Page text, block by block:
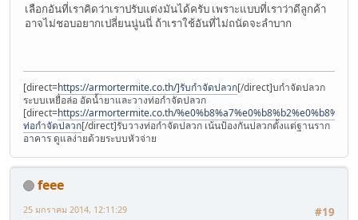
เลือกอันที่เราคิดว่าเราปรับแต่งมันได้ครับ เพราะแบบที่เราว่าดีลูกค้า
อาจไม่ชอบอยากเปลี่ยนนู่นนี่ ถ้าเราใช้อันที่ไม่ถนัดจะลำบาก
[direct=https://armortermite.co.th/]รับกำจัดปลวก[/direct]บกำจัดปลวก
ระบบเหยื่อล่อ อัดน้ำยาและวางท่อกำจัดปลวก
[direct=https://armortermite.co.th/
ท่อกำจัดปลวก[/direct]รับวางท่อกำจัดปลวก เน้นป้องกันปลวกตั้งแต่ฐานราก
อาคาร ดูแลง่ายด้วยระบบหัวจ่าย
feee
#19
25 มกราคม 2014, 12:11:29